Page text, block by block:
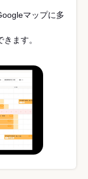
マップに多
ます。